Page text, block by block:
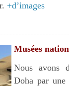
+d’images
Musées
Nous avons
Doha par